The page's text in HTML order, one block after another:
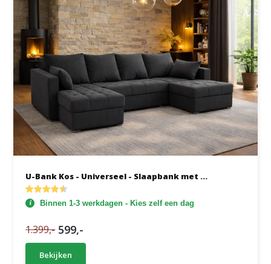
U-Bank Kos - Universeel - Slaapbank met ...
Binnen 1-3 werkdagen - Kies zelf een dag
1.399,- 599,-
Bekijken